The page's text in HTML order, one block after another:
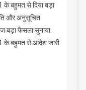
के बहुमत से दिया बड़ा
और अनुसूचित
बड़ा फैसला सुनाया.
के बहुमत से आदेश जारी